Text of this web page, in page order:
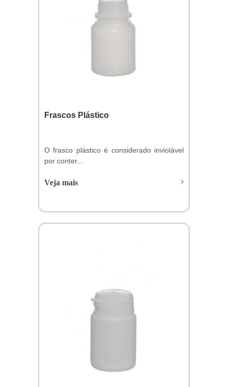
Frascos Plástico
O frasco plástico é considerado inviolável
por conter...
Veja mais